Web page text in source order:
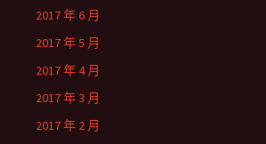
2017 年 6 月
2017 年 5 月
2017 年 4 月
2017 年 3 月
2017 年 2 月